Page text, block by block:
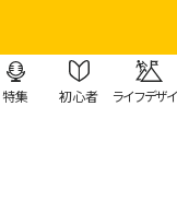
特集 初心者 ライフデザ